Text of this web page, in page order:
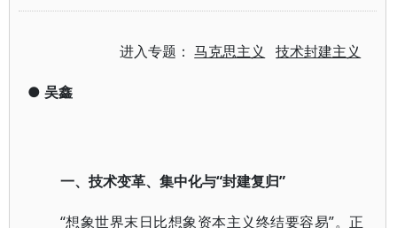
进入专题：马克思主义 技术封建主义
● 吴鑫
一、技术变革、集中化与“封建复归”
“想象世界末日比想象资本主义终结要容易”。正